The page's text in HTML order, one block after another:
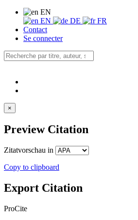
EN
EN
DE
FR
Contact
Se connecter
×
Preview Citation
Zitatvorschau in
Copy to clipboard
Export Citation
ProCite